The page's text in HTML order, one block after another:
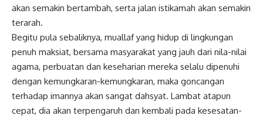
akan semakin bertambah, serta jalan istikamah akan semakin
terarah.
Begitu pula sebaliknya, muallaf yang hidup di lingkungan
penuh maksiat, bersama masyarakat yang jauh dari nila-nilai
agama, perbuatan dan keseharian mereka selalu dipenuhi
dengan kemungkaran-kemungkaran, maka goncangan
terhadap imannya akan sangat dahsyat. Lambat atapun
cepat, dia akan terpengaruh dan kembali pada kesesatan-